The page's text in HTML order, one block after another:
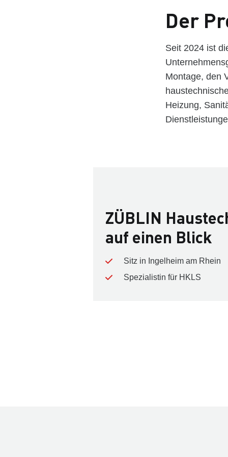
Der
Seit 2024 ist
Montage, den
Heizung,
ZÜBLIN
auf einen Blick
Sitz in Ingelheim am Rhein
Spezialistin für HKLS